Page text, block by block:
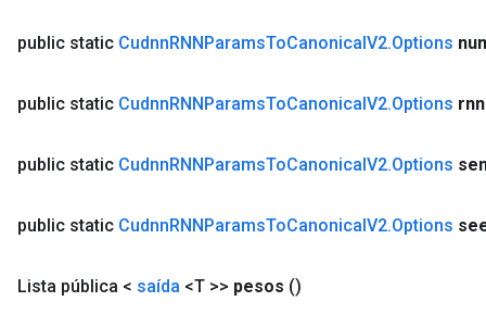
public static CudnnRNNParamsToCanonicalV2.Options
public static CudnnRNNParamsToCanonicalV2.Options rnn
public static CudnnRNNParamsToCanonicalV2.Options
public static CudnnRNNParamsToCanonicalV2.Options
Lista pública < saída <T >> pesos ()